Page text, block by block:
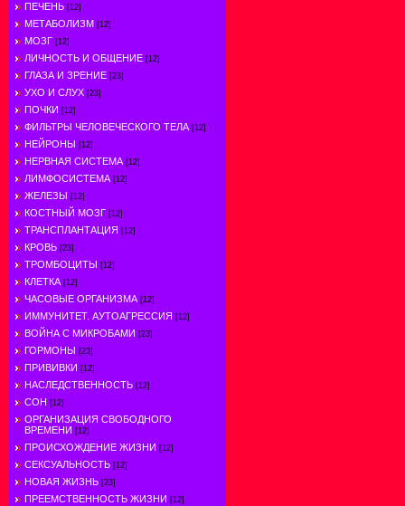
ПЕЧЕНЬ [12]
МЕТАБОЛИЗМ [12]
МОЗГ [12]
ЛИЧНОСТЬ И ОБЩЕНИЕ [12]
ГЛАЗА И ЗРЕНИЕ [23]
УХО И СЛУХ [23]
ПОЧКИ [12]
ФИЛЬТРЫ ЧЕЛОВЕЧЕСКОГО ТЕЛА [12]
НЕЙРОНЫ [12]
НЕРВНАЯ СИСТЕМА [12]
ЛИМФОСИСТЕМА [12]
ЖЕЛЕЗЫ [12]
КОСТНЫЙ МОЗГ [12]
ТРАНСПЛАНТАЦИЯ [12]
КРОВЬ [23]
ТРОМБОЦИТЫ [12]
КЛЕТКА [12]
ЧАСОВЫЕ ОРГАНИЗМА [12]
ИММУНИТЕТ. АУТОАГРЕССИЯ [12]
ВОЙНА С МИКРОБАМИ [23]
ГОРМОНЫ [23]
ПРИВИВКИ [12]
НАСЛЕДСТВЕННОСТЬ [12]
СОН [12]
ОРГАНИЗАЦИЯ СВОБОДНОГО
ВРЕМЕНИ [12]
ПРОИСХОЖДЕНИЕ ЖИЗНИ [12]
СЕКСУАЛЬНОСТЬ [12]
НОВАЯ ЖИЗНЬ [23]
ПРЕЕМСТВЕННОСТЬ ЖИЗНИ [12]